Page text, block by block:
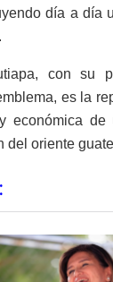
día a día
con su
es la
económica
del oriente